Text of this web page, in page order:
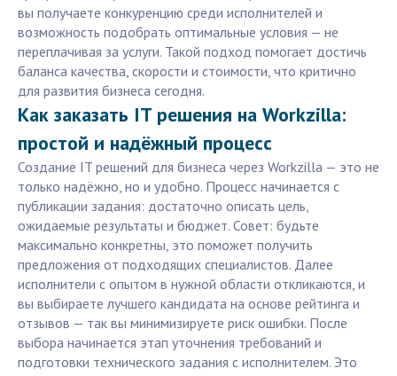
вы получаете конкуренцию среди исполнителей и
возможность подобрать оптимальные условия — не
переплачивая за услуги. Такой подход помогает достичь
баланса качества, скорости и стоимости, что критично
для развития бизнеса сегодня.
Как заказать IT решения на Workzilla:
простой и надёжный процесс
Создание IT решений для бизнеса через Workzilla — это не
только надёжно, но и удобно. Процесс начинается с
публикации задания: достаточно описать цель,
ожидаемые результаты и бюджет. Совет: будьте
максимально конкретны, это поможет получить
предложения от подходящих специалистов. Далее
исполнители с опытом в нужной области откликаются, и
вы выбираете лучшего кандидата на основе рейтинга и
отзывов — так вы минимизируете риск ошибки. После
выбора начинается этап уточнения требований и
подготовки технического задания с исполнителем. Это